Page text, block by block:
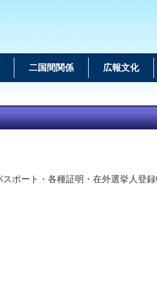
二国間関係 広報文化
ポート・各種証明・在外選挙人登